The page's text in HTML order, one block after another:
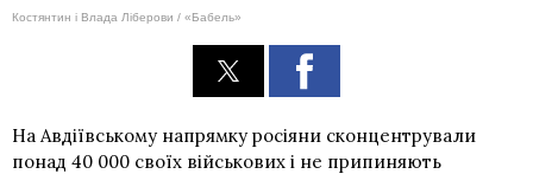
Костянтин і Влада Ліберови / «Бабель»
На Авдіївському напрямку росіяни сконцентрували
понад 40 000 своїх військових і не припиняють